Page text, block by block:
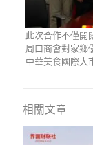
此次合作不僅開
周口商會對家鄉
中華美食國際大
相關文章